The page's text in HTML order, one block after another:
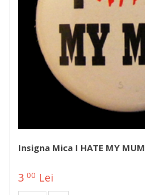
Insigna Mica I HATE MY MUM
3 00 Lei